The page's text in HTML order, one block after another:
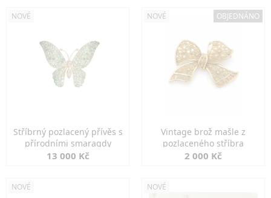
NOVÉ
Stříbrný pozlacený přívěs s
přírodními smaragdy
13 000 Kč
NOVÉ OBJEDNÁNO
Vintage brož mašle z
pozlaceného stříbra
2 000 Kč
NOVÉ NOVÉ